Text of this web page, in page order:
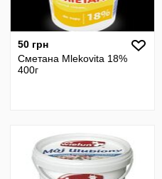
50 грн
Сметана Mlekovita 18%
400г